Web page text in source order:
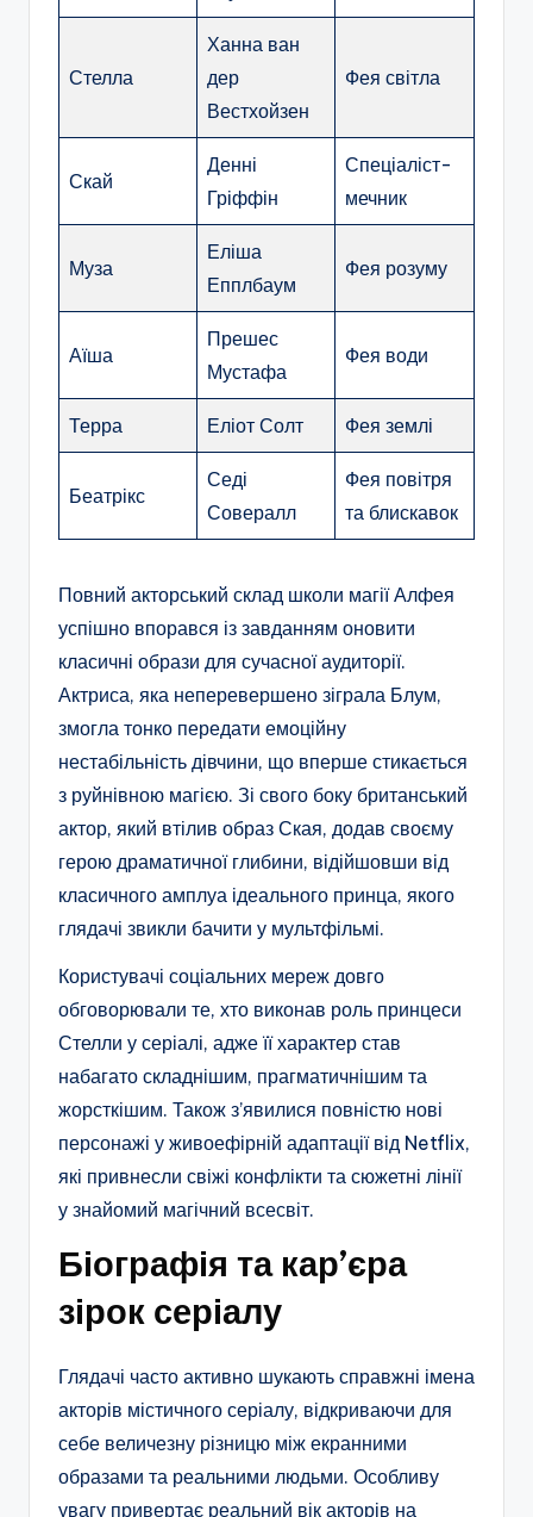
Стелла
Ханна ван
дер
Вестхойзен
Фея світла
Скай
Денні
Гріффін
Спеціаліст-
мечник
Муза
Еліша
Епплбаум
Фея розуму
Аїша
Прешес
Мустафа
Фея води
Терра Еліот Солт Фея землі
Беатрікс
Седі
Совералл
Фея повітря
та блискавок
Повний акторський склад школи магії Алфея
успішно впорався із завданням оновити
класичні образи для сучасної аудиторії.
Актриса, яка неперевершено зіграла Блум,
змогла тонко передати емоційну
нестабільність дівчини, що вперше стикається
з руйнівною магією. Зі свого боку британський
актор, який втілив образ Ская, додав своєму
герою драматичної глибини, відійшовши від
класичного амплуа ідеального принца, якого
глядачі звикли бачити у мультфільмі.
Користувачі соціальних мереж довго
обговорювали те, хто виконав роль принцеси
Стелли у серіалі, адже її характер став
набагато складнішим, прагматичнішим та
жорсткішим. Також з’явилися повністю нові
персонажі у живоефірній адаптації від Netflix,
які привнесли свіжі конфлікти та сюжетні лінії
у знайомий магічний всесвіт.
Біографія та кар’єра
зірок серіалу
Глядачі часто активно шукають справжні імена
акторів містичного серіалу, відкриваючи для
себе величезну різницю між екранними
образами та реальними людьми. Особливу
увагу привертає реальний вік акторів на